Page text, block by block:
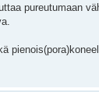
pureutumaan